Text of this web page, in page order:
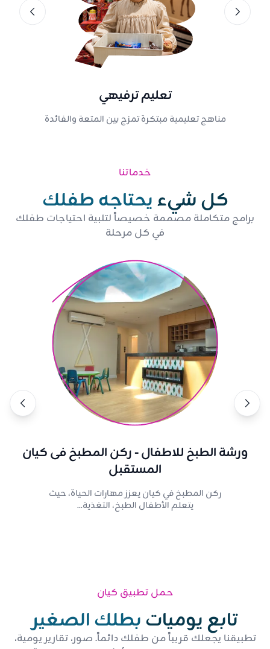
تعليم ترفيهي
مناهج تعليمية مبتكرة تمزج بين المتعة والفائدة
خدماتنا
كل شيءيحتاجه طفلك
برامج متكاملة مصممة خصيصاً لتلبية احتياجات طفلك
في كل مرحلة
ورشة الطبخ للاطفال - ركن المطبخ فى كيان
المستقبل
ركن المطبخ في كيان يعزز مهارات الحياة، حيث
يتعلم الأطفال الطبخ، التغذية...
حمل تطبيق كيان
تابع يومياتبطلك الصغير
تطبيقنا يجعلك قريباً من طفلك دائماً. صور، تقارير يومية،